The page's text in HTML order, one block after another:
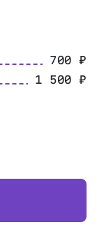
700₽
1 500₽